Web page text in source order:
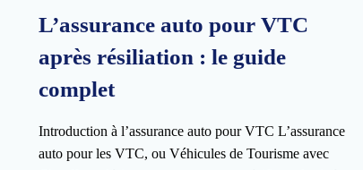
L’assurance auto pour VTC
après résiliation : le guide
complet
Introduction à l’assurance auto pour VTC L’assurance
auto pour les VTC, ou Véhicules de Tourisme avec